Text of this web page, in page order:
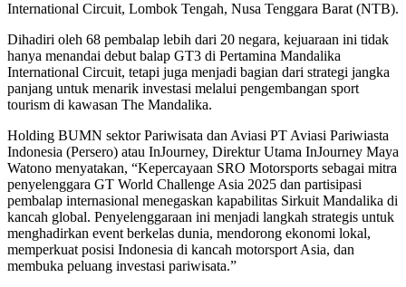
International Circuit, Lombok Tengah, Nusa Tenggara Barat (NTB).
Dihadiri oleh 68 pembalap lebih dari 20 negara, kejuaraan ini tidak
hanya menandai debut balap GT3 di Pertamina Mandalika
International Circuit, tetapi juga menjadi bagian dari strategi jangka
panjang untuk menarik investasi melalui pengembangan sport
tourism di kawasan The Mandalika.
Holding BUMN sektor Pariwisata dan Aviasi PT Aviasi Pariwiasta
Indonesia (Persero) atau InJourney, Direktur Utama InJourney Maya
Watono menyatakan, “Kepercayaan SRO Motorsports sebagai mitra
penyelenggara GT World Challenge Asia 2025 dan partisipasi
pembalap internasional menegaskan kapabilitas Sirkuit Mandalika di
kancah global. Penyelenggaraan ini menjadi langkah strategis untuk
menghadirkan event berkelas dunia, mendorong ekonomi lokal,
memperkuat posisi Indonesia di kancah motorsport Asia, dan
membuka peluang investasi pariwisata.”